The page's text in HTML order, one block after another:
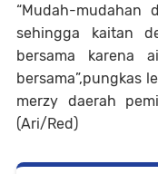
“Mudah-
sehingga kaitan
bersama karena
bersama”,pungkas
merzy daerah
(Ari/Red)